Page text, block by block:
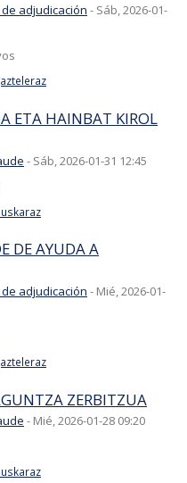
adjudicación - Sáb, 2026-01-
ETA HAINBAT KIROL
- Sáb, 2026-01-31 12:45
DE AYUDA A
adjudicación - Mié, 2026-01-
ZERBITZUA
- Mié, 2026-01-28 09:20